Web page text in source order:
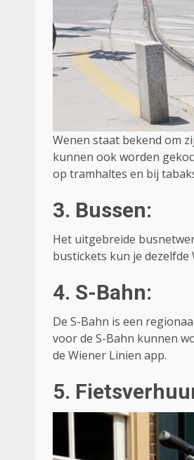
Wenen staat bekend om
kunnen ook worden
op tramhaltes en bij
3. Bussen:
Het uitgebreide
bustickets kun je
4. S-Bahn:
De S-Bahn is een
voor de S-Bahn kunnen
de Wiener Linien app.
5.